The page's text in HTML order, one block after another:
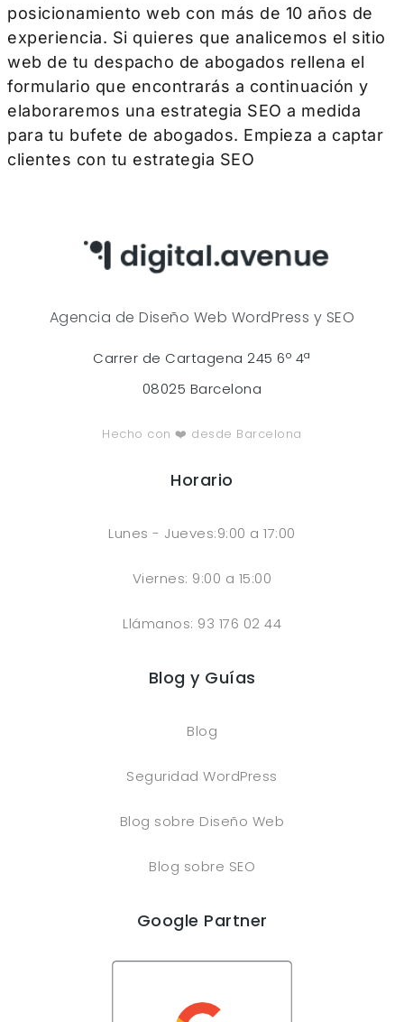
posicionamiento web con más de 10 años de
experiencia. Si quieres que analicemos el sitio
web de tu despacho de abogados rellena el
formulario que encontrarás a continuación y
elaboraremos una estrategia SEO a medida
para tu bufete de abogados. Empieza a captar
clientes con tu estrategia SEO
Agencia de Diseño Web WordPress y SEO
Carrer de Cartagena 245 6º 4ª
08025 Barcelona
Hecho con ❤️ desde Barcelona
Horario
Lunes - Jueves:9:00 a 17:00
Viernes: 9:00 a 15:00
Llámanos: 93 176 02 44
Blog y Guías
Blog
Seguridad WordPress
Blog sobre Diseño Web
Blog sobre SEO
Google Partner